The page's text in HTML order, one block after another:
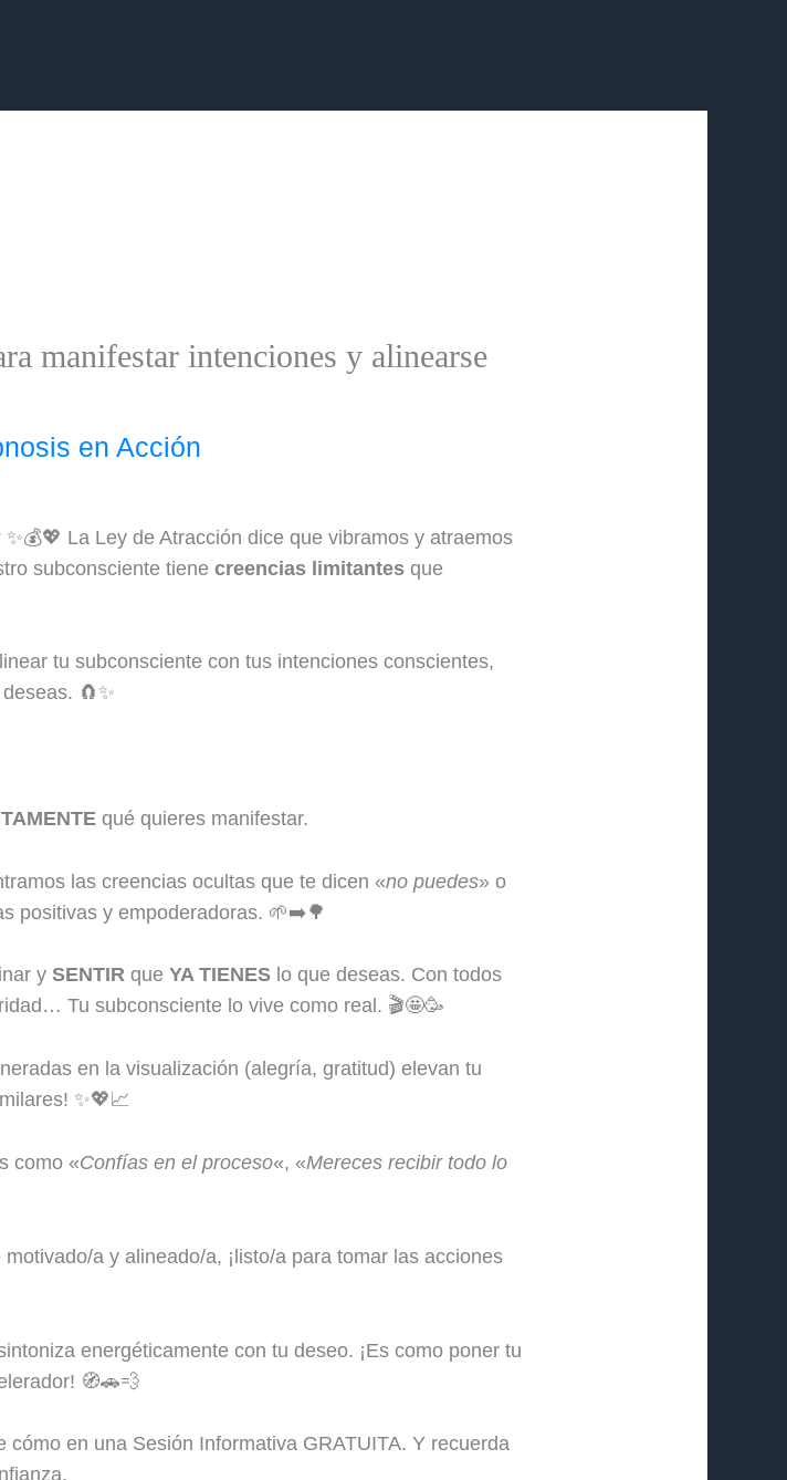
manifestar intenciones y alinearse
en Acción
La Ley de Atracción dice que vibramos y atraemos
subconsciente tiene creencias limitantesque
tu subconsciente con tus intenciones conscientes,
🧲✨
qué quieres manifestar.
las creencias ocultas que te dicen «no puedes» o
positivas y empoderadoras. 🌱➡️🌳
y SENTIRque YA TIENESlo que deseas. Con todos
Tu subconsciente lo vive como real. 🎬🤩🥳
en la visualización (alegría, gratitud) elevan tu
✨💖📈
como «Confías en el proceso«, «Mereces recibir todo lo
a y alineado/a, ¡listo/a para tomar las acciones
energéticamente con tu deseo. ¡Es como poner tu
🧭🚗💨
en una Sesión Informativa GRATUITA. Y recuerda